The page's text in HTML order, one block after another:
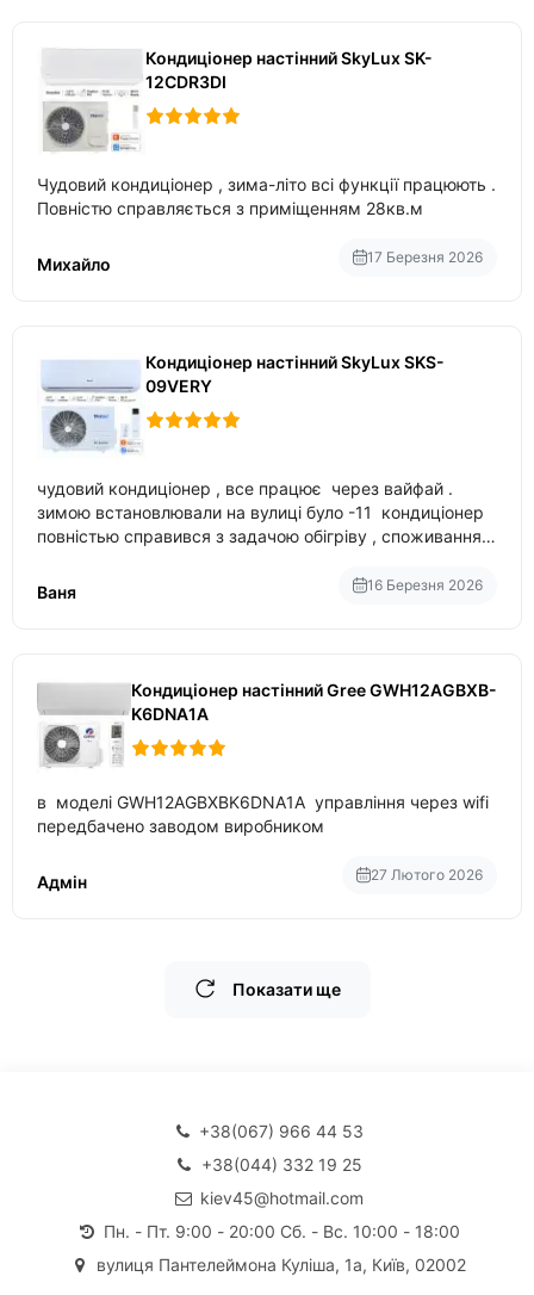
Кондиціонер настінний SkyLux SK-
12CDR3DI
Чудовий кондиціонер , зима-літо всі функції працюють .
Повністю справляється з приміщенням 28кв.м
Михайло 17 Березня 2026
Кондиціонер настінний SkyLux SKS-
09VERY
чудовий кондиціонер , все працює через вайфай .
зимою встановлювали на вулиці було -11 кондиціонер
повністью справився з задачою обігріву , споживання
температури
Ваня 16 Березня 2026
Кондиціонер настінний Gree GWH12AGBXB-
K6DNA1A
в моделі GWH12AGBXBK6DNA1A управління через wifi
передбачено заводом виробником
Адмін 27 Лютого 2026
Показати ще
+38(067) 966 44 53
+38(044) 332 19 25
kiev45@hotmail.com
Пн. - Пт. 9:00 - 20:00 Сб. - Вс. 10:00 - 18:00
вулиця Пантелеймона Куліша, 1а, Київ, 02002